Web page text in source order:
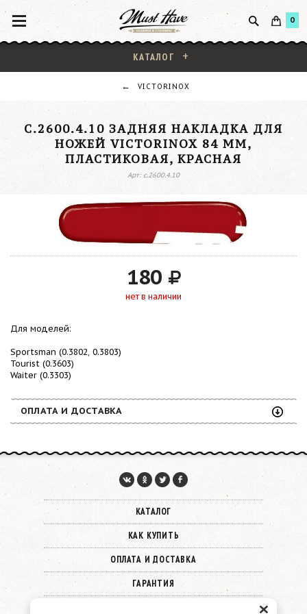
0
КАТАЛОГ
VICTORINOX
C.2600.4.10 ЗАДНЯЯ НАКЛАДКА ДЛЯ
НОЖЕЙ VICTORINOX 84 ММ,
ПЛАСТИКОВАЯ, КРАСНАЯ
Арт: c.2600.4.10
180
нет в наличии
Для моделей:
Sportsman (0.3802, 0.3803)
Tourist (0.3603)
Waiter (0.3303)
ОПЛАТА И ДОСТАВКА
КАТАЛОГ
КАК КУПИТЬ
ОПЛАТА И ДОСТАВКА
ГАРАНТИЯ